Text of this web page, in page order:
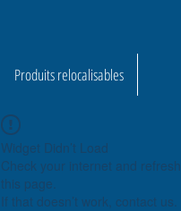
Produits relocalisables
Widget Didn’t Load
Check your internet and refresh
this page.
If that doesn’t work, contact us.